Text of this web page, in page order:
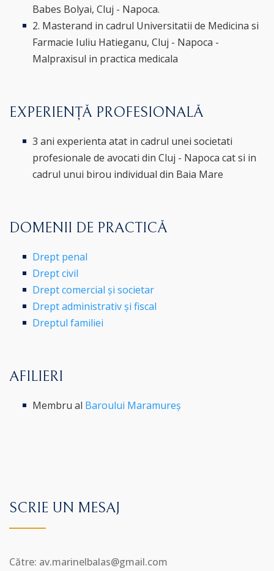
Babes Bolyai, Cluj - Napoca.
2. Masterand in cadrul Universitatii de Medicina si
Farmacie Iuliu Hatieganu, Cluj - Napoca -
Malpraxisul in practica medicala
EXPERIENȚĂ PROFESIONALĂ
3 ani experienta atat in cadrul unei societati
profesionale de avocati din Cluj - Napoca cat si in
cadrul unui birou individual din Baia Mare
DOMENII DE PRACTICĂ
Drept penal
Drept civil
Drept comercial și societar
Drept administrativ și fiscal
Dreptul familiei
AFILIERI
Membru al Baroului Maramureș
SCRIE UN MESAJ
Către: av.marinelbalas@gmail.com